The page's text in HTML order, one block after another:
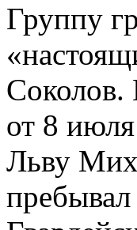
Группу
Соколов.
от 8
Льву